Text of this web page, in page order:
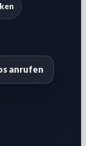
anrufen